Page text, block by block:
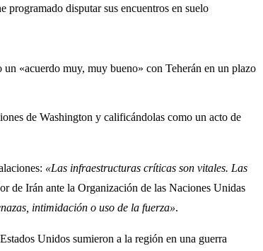
disputar sus encuentros en suelo
«acuerdo muy, muy bueno» con Teherán en un plazo
de Washington y calificándolas como un acto de
«Las infraestructuras críticas son vitales. Las
de Irán ante la Organización de las Naciones Unidas
intimidación o uso de la fuerza».
Unidos sumieron a la región en una guerra